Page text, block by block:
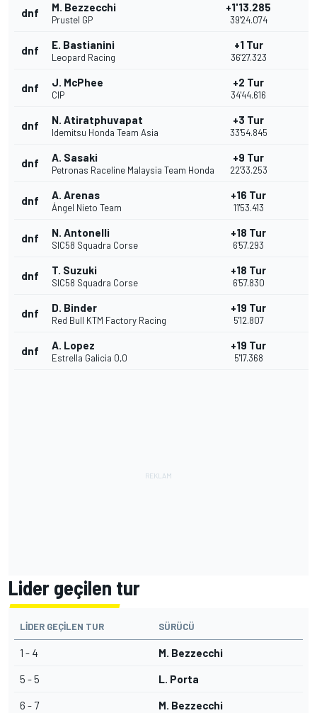
dnf M. Bezzecchi
Prustel GP
+1'13.285
39'24.074
dnf E. Bastianini
Leopard Racing
+1 Tur
36'27.323
dnf J. McPhee
CIP
+2 Tur
34'44.616
dnf N. Atiratphuvapat
Idemitsu Honda Team Asia
+3 Tur
33'54.845
dnf A. Sasaki
Petronas Raceline Malaysia Team Honda
+9 Tur
22'33.253
dnf A. Arenas
Ángel Nieto Team
+16 Tur
11'53.413
dnf N. Antonelli
SIC58 Squadra Corse
+18 Tur
6'57.293
dnf T. Suzuki
SIC58 Squadra Corse
+18 Tur
6'57.830
dnf D. Binder
Red Bull KTM Factory Racing
+19 Tur
5'12.807
dnf A. Lopez
Estrella Galicia 0,0
+19 Tur
5'17.368
Lider geçilen tur
LIDER GEÇILEN TUR SÜRÜCÜ
1 - 4 M. Bezzecchi
5 - 5 L. Porta
6 - 7 M. Bezzecchi